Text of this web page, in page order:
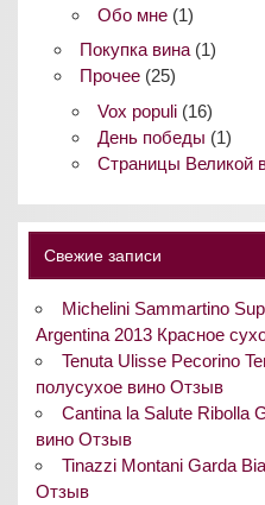
Обо мне(1)
Покупка вина(1)
Прочее(25)
Vox populi(16)
День победы (1)
Страницы Великой
Свежие записи
Michelini Sammartino
Argentina 2013 Красное
Tenuta Ulisse Pecorino
полусухое вино Отзыв
Cantina la Salute Ribolla
вино Отзыв
Tinazzi Montani Garda
Отзыв